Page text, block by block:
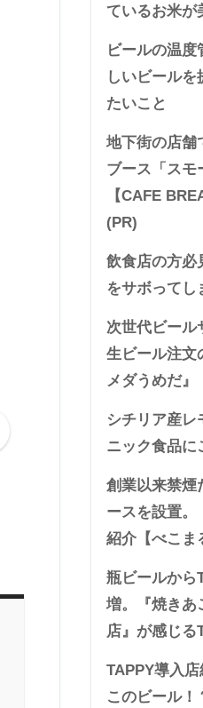
ているお米が
ビールの温
しいビールを
たいこと
地下街の店舗
ブース「スモ
【CAFE
(PR)
飲食店の方必
をサボってし
次世代ビール
生ビール注文
メダうめだ』
シチリア産レ
ニック食品に
創業以来禁煙
ースを設置。
紹介【べこま
瓶ビールから
増。『焼きあ
店』が感じる
TAPPY導入
このビール！